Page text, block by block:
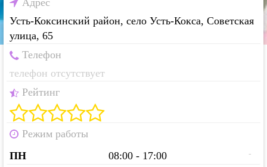
Адрес
Усть-Коксинский район, село Усть-Кокса, Советская
улица, 65
Телефон
телефон отсутствует
Рейтинг
Режим работы
ПН
08:00 - 17:00 -